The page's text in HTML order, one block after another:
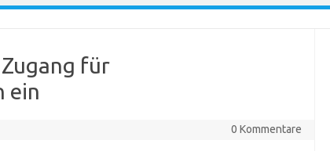
für
ein
0 Kommentare